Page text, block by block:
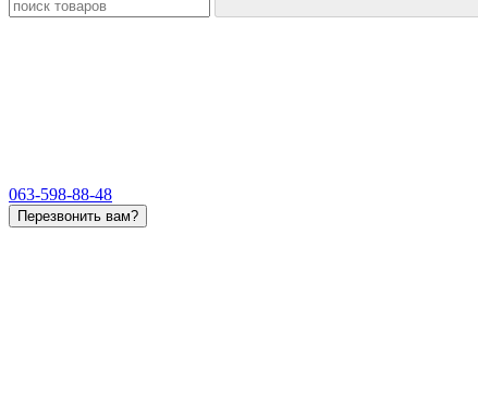
063-598-88-48
Перезвонить вам?